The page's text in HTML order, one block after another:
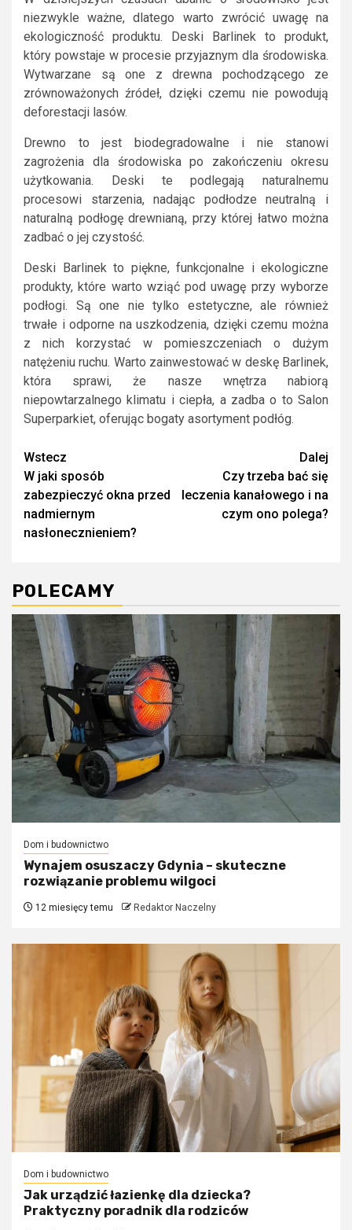
niezwykle ważne, dlatego warto zwrócić uwagę na
ekologiczność produktu. Deski Barlinek to produkt,
który powstaje w procesie przyjaznym dla środowiska.
Wytwarzane są one z drewna pochodzącego ze
zrównoważonych źródeł, dzięki czemu nie powodują
deforestacji lasów.
Drewno to jest biodegradowalne i nie stanowi
zagrożenia dla środowiska po zakończeniu okresu
użytkowania. Deski te podlegają naturalnemu
procesowi starzenia, nadając podłodze neutralną i
naturalną podłogę drewnianą, przy której łatwo można
zadbać o jej czystość.
Deski Barlinek to piękne, funkcjonalne i ekologiczne
produkty, które warto wziąć pod uwagę przy wyborze
podłogi. Są one nie tylko estetyczne, ale również
trwałe i odporne na uszkodzenia, dzięki czemu można
z nich korzystać w pomieszczeniach o dużym
natężeniu ruchu. Warto zainwestować w deskę Barlinek,
która sprawi, że nasze wnętrza nabiorą
niepowtarzalnego klimatu i ciepła, a zadba o to Salon
Superparkiet, oferując bogaty asortyment podłóg.
Continue
Reading
Wstecz
W jaki sposób
zabezpieczyć okna przed
nadmiernym
nasłonecznieniem?
Dalej
Czy trzeba bać się
leczenia kanałowego i na
czym ono polega?
POLECAMY
Dom i budownictwo
Wynajem osuszaczy Gdynia – skuteczne
rozwiązanie problemu wilgoci
12 miesięcy temu Redaktor Naczelny
Dom i budownictwo
Jak urządzić łazienkę dla dziecka?
Praktyczny poradnik dla rodziców